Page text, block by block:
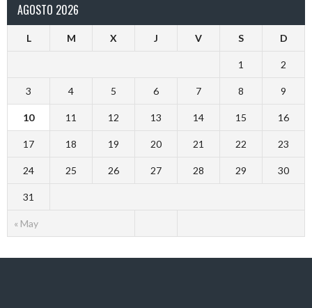
AGOSTO 2026
L M X J V S D
« May
1 2
3 4 5 6 7 8 9
10 11 12 13 14 15 16
17 18 19 20 21 22 23
24 25 26 27 28 29 30
31